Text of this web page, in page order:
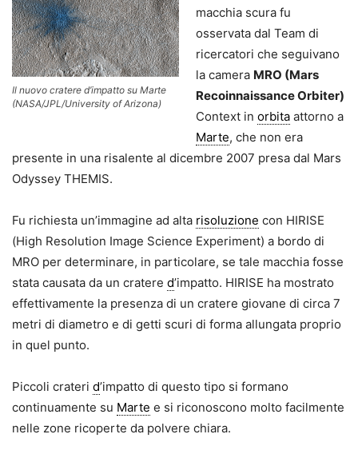
Il nuovo cratere d’impatto su Marte
(NASA/JPL/University of Arizona)
macchia scura fu
osservata dal Team di
ricercatori che seguivano
la camera MRO (Mars
Recoinnaissance Orbiter)
Context in orbita attorno a
Marte, che non era
presente in una risalente al dicembre 2007 presa dal Mars
Odyssey THEMIS.
Fu richiesta un’immagine ad alta risoluzione con HIRISE
(High Resolution Image Science Experiment) a bordo di
MRO per determinare, in particolare, se tale macchia fosse
stata causata da un cratere d’impatto. HIRISE ha mostrato
effettivamente la presenza di un cratere giovane di circa 7
metri di diametro e di getti scuri di forma allungata proprio
in quel punto.
Piccoli crateri d’impatto di questo tipo si formano
continuamente su Marte e si riconoscono molto facilmente
nelle zone ricoperte da polvere chiara.